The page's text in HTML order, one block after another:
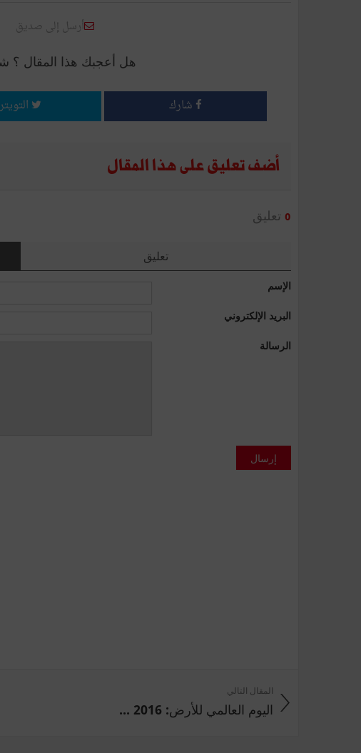
أرسل إلى صديق
هل أعجبك هذا المقال ؟
شارك التويتر
أضف تعليق على هذا المقال
0 تعليق
تعليق
الإسم
البريد الإلكتروني
الرسالة
إرسال
المقال التالي
اليوم العالمي للأرض: 2016 ...